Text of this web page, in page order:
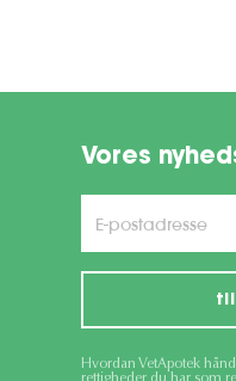
Vores
Hvordan VetApotek